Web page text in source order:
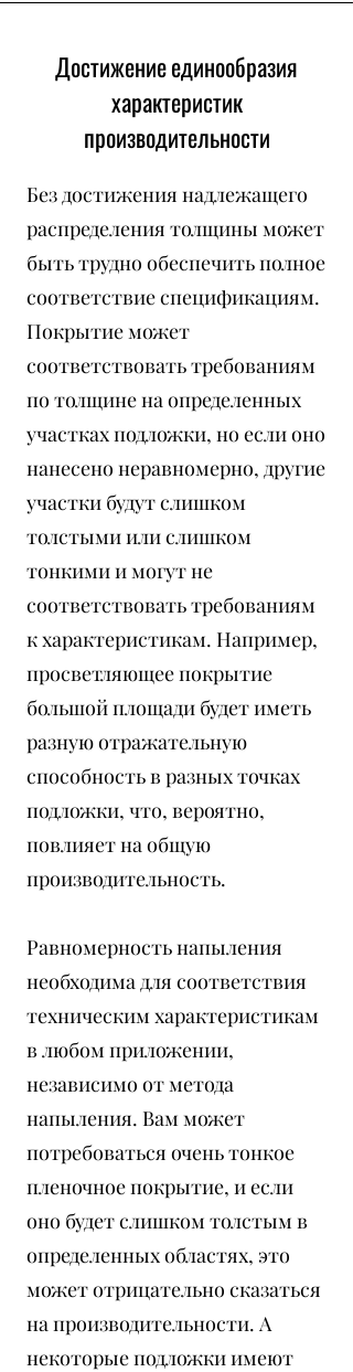
Достижение единообразия
характеристик
производительности
Без достижения надлежащего
распределения толщины может
быть трудно обеспечить полное
соответствие спецификациям.
Покрытие может
соответствовать требованиям
по толщине на определенных
участках подложки, но если оно
нанесено неравномерно, другие
участки будут слишком
толстыми или слишком
тонкими и могут не
соответствовать требованиям
к характеристикам. Например,
просветляющее покрытие
большой площади будет иметь
разную отражательную
способность в разных точках
подложки, что, вероятно,
повлияет на общую
производительность.
Равномерность напыления
необходима для соответствия
техническим характеристикам
в любом приложении,
независимо от метода
напыления. Вам может
потребоваться очень тонкое
пленочное покрытие, и если
оно будет слишком толстым в
определенных областях, это
может отрицательно сказаться
на производительности. А
некоторые подложки имеют